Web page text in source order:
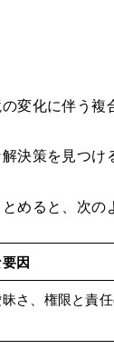
変化に伴う複
決策を見つけ
めると、次の
因
さ、権限と責